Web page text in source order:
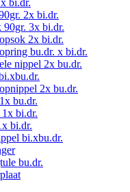
bi.dr.
2x bi.dr.
90gr. 3x bi.dr.
2x bi.dr.
bu.dr. x bi.dr.
nippel 2x bu.dr.
2x bu.dr.
bu.dr.
bi.dr.
bi.dr.
bi.xbu.dr.
bu.dr.